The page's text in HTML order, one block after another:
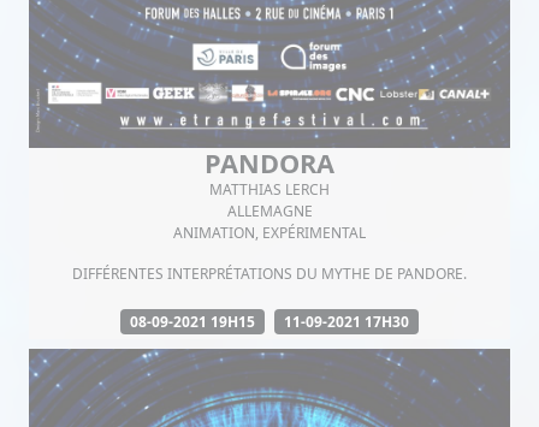
PANDORA
MATTHIAS LERCH
ALLEMAGNE
ANIMATION, EXPÉRIMENTAL
DIFFÉRENTES INTERPRÉTATIONS DU MYTHE DE PANDORE.
08-09-2021 19H15 11-09-2021 17H30